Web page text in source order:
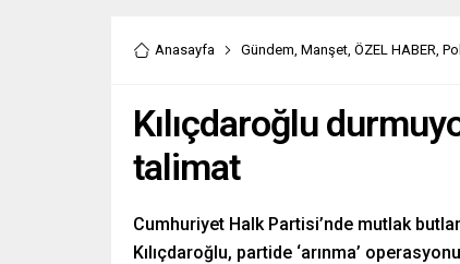
Anasayfa Gündem, Manşet, ÖZEL HABER,
Kılıçdaroğlu
talimat
Cumhuriyet Halk Partisi’nde mutlak
Kılıçdaroğlu, partide ‘arınma’